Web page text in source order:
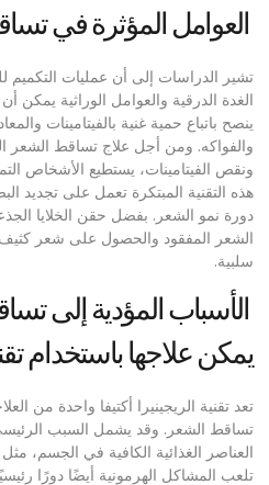
العوامل المؤثرة في
تشير الدراسات إلى أن عمليات التكميم
الغدة الدرقية والعوامل الوراثية يمكن
ينصح باتباع حمية غنية بالفيتامينات
والفواكه. ومن أجل علاج تساقط الشعر
ونقص الفيتامينات، يستطيع الأشخاص
هذه التقنية المبتكرة تعمل على تجديد
دورة نمو الشعر. بفضل حقن الخلايا
الشعر المفقود والحصول على شعر
سلبية.
الأسباب المؤدية إلى
يمكن علاجها باستخدام
تعد تقنية الريجينيرا أكتيفا واحدة من
تساقط الشعر. وقد يشمل السبب
العناصر الغذائية الكافية في الجسم،
تلعب المشاكل الهرمونية أيضًا دورًا